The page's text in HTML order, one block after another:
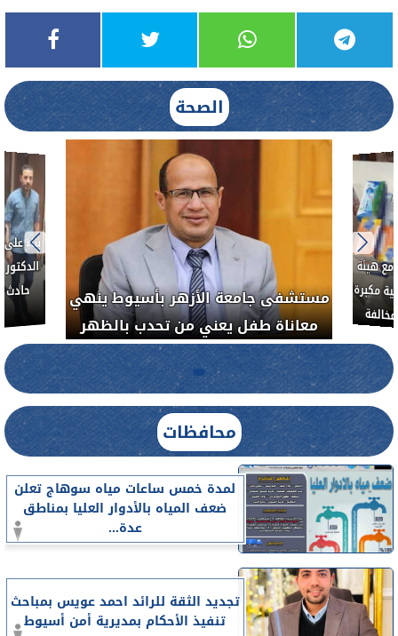
الصحة
بناءً
حادث
مستشفى جامعة الأزهر بأسيوط ينهي
معاناة طفل يعني من تحدب بالظهر
هيئة
مكبرة
محافظات
لمدة خمس ساعات مياه سوهاج تعلن
ضعف المياه بالأدوار العليا بمناطق
عدة...
تجديد الثقة للرائد احمد عويس بمباحث
تنفيذ الأحكام بمديرية أمن أسيوط